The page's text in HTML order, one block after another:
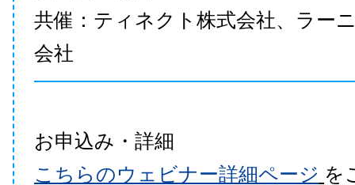
共催：ティネクト株式会社、ラー
会社
お申込み・詳細
こちらのウェビナー詳細ページ を